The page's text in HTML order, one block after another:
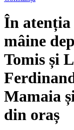
În
mâine
Tomis și
Mamaia
din oraș